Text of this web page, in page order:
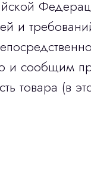
и
и сообщим
товара (в